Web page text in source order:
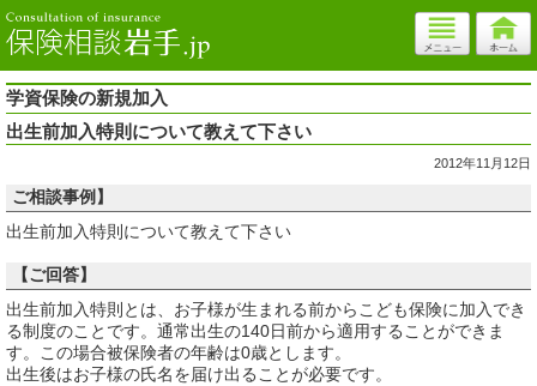
学資保険の新規加入
出生前加入特則について教えて下さい
2012年11月12日
ご相談事例】
出生前加入特則について教えて下さい
【ご回答】
出生前加入特則とは、お子様が生まれる前からこども保険に加入でき
る制度のことです。通常出生の140日前から適用することができま
す。この場合被保険者の年齢は0歳とします。
出生後はお子様の氏名を届け出ることが必要です。